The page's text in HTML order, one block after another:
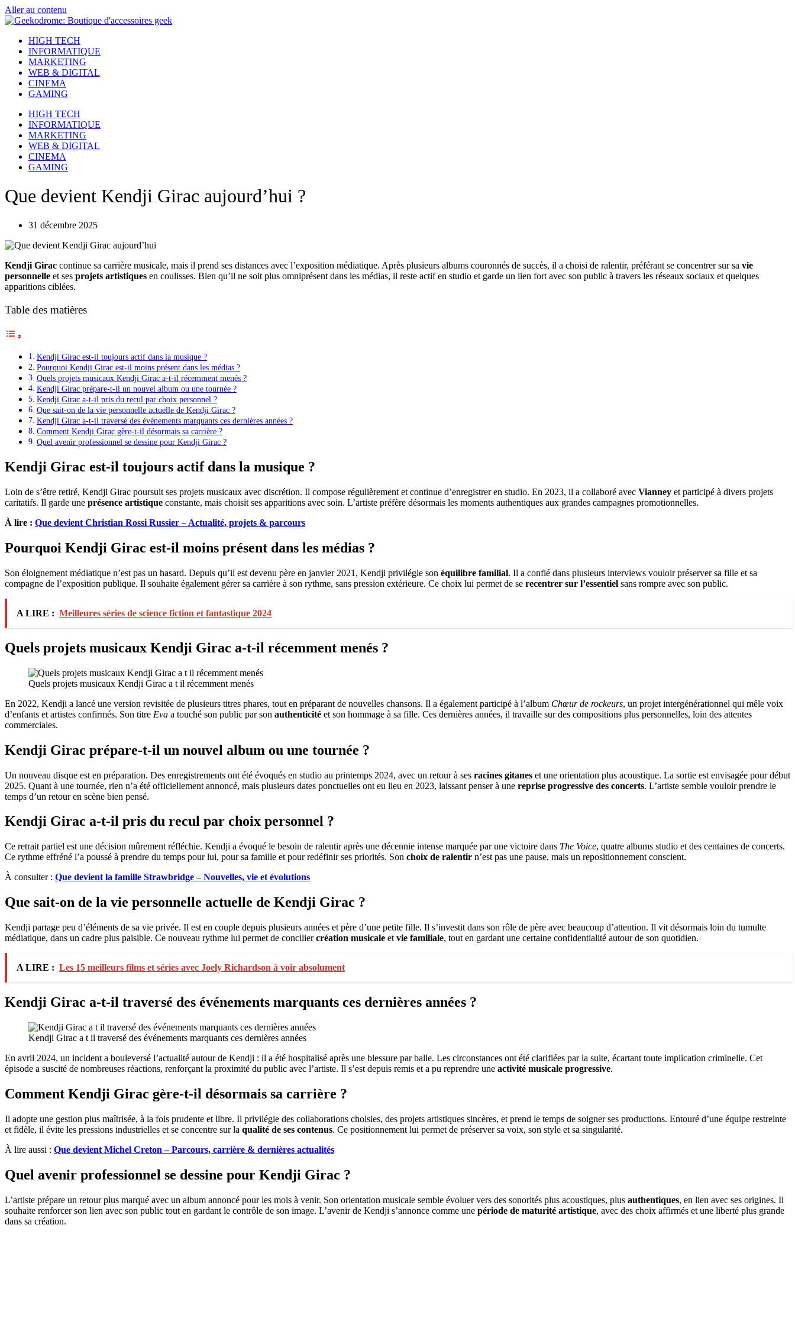
Aller au contenu
HIGH TECH
INFORMATIQUE
MARKETING
WEB & DIGITAL
CINEMA
GAMING
HIGH TECH
INFORMATIQUE
MARKETING
WEB & DIGITAL
CINEMA
GAMING
Que devient Kendji Girac aujourd’hui ?
31 décembre 2025
Kendji Girac continue sa carrière musicale, mais il prend ses distances avec l’exposition médiatique. Après plusieurs albums couronnés de succès, il a choisi de ralentir, préférant se concentrer sur sa vie
personnelle et ses projets artistiques en coulisses. Bien qu’il ne soit plus omniprésent dans les médias, il reste actif en studio et garde un lien fort avec son public à travers les réseaux sociaux et quelques
apparitions ciblées.
Table des matières
Kendji Girac est-il toujours actif dans la musique ?
Pourquoi Kendji Girac est-il moins présent dans les médias ?
Quels projets musicaux Kendji Girac a-t-il récemment menés ?
Kendji Girac prépare-t-il un nouvel album ou une tournée ?
Kendji Girac a-t-il pris du recul par choix personnel ?
Que sait-on de la vie personnelle actuelle de Kendji Girac ?
Kendji Girac a-t-il traversé des événements marquants ces dernières années ?
Comment Kendji Girac gère-t-il désormais sa carrière ?
Quel avenir professionnel se dessine pour Kendji Girac ?
Kendji Girac est-il toujours actif dans la musique ?
Loin de s’être retiré, Kendji Girac poursuit ses projets musicaux avec discrétion. Il compose régulièrement et continue d’enregistrer en studio. En 2023, il a collaboré avec Vianney et participé à divers projets
caritatifs. Il garde une présence artistique constante, mais choisit ses apparitions avec soin. L’artiste préfère désormais les moments authentiques aux grandes campagnes promotionnelles.
À lire : Que devient Christian Rossi Russier – Actualité, projets & parcours
Pourquoi Kendji Girac est-il moins présent dans les médias ?
Son éloignement médiatique n’est pas un hasard. Depuis qu’il est devenu père en janvier 2021, Kendji privilégie son équilibre familial. Il a confié dans plusieurs interviews vouloir préserver sa fille et sa
compagne de l’exposition publique. Il souhaite également gérer sa carrière à son rythme, sans pression extérieure. Ce choix lui permet de se recentrer sur l’essentiel sans rompre avec son public.
A LIRE : Meilleures séries de science fiction et fantastique 2024
Quels projets musicaux Kendji Girac a-t-il récemment menés ?
Quels projets musicaux Kendji Girac a t il récemment menés
En 2022, Kendji a lancé une version revisitée de plusieurs titres phares, tout en préparant de nouvelles chansons. Il a également participé à l’album Chœur de rockeurs, un projet intergénérationnel qui mêle voix
d’enfants et artistes confirmés. Son titre Eva a touché son public par son authenticité et son hommage à sa fille. Ces dernières années, il travaille sur des compositions plus personnelles, loin des attentes
commerciales.
Kendji Girac prépare-t-il un nouvel album ou une tournée ?
Un nouveau disque est en préparation. Des enregistrements ont été évoqués en studio au printemps 2024, avec un retour à ses racines gitanes et une orientation plus acoustique. La sortie est envisagée pour début
2025. Quant à une tournée, rien n’a été officiellement annoncé, mais plusieurs dates ponctuelles ont eu lieu en 2023, laissant penser à une reprise progressive des concerts. L’artiste semble vouloir prendre le
temps d’un retour en scène bien pensé.
Kendji Girac a-t-il pris du recul par choix personnel ?
Ce retrait partiel est une décision mûrement réfléchie. Kendji a évoqué le besoin de ralentir après une décennie intense marquée par une victoire dans The Voice, quatre albums studio et des centaines de concerts.
Ce rythme effréné l’a poussé à prendre du temps pour lui, pour sa famille et pour redéfinir ses priorités. Son choix de ralentir n’est pas une pause, mais un repositionnement conscient.
À consulter : Que devient la famille Strawbridge – Nouvelles, vie et évolutions
Que sait-on de la vie personnelle actuelle de Kendji Girac ?
Kendji partage peu d’éléments de sa vie privée. Il est en couple depuis plusieurs années et père d’une petite fille. Il s’investit dans son rôle de père avec beaucoup d’attention. Il vit désormais loin du tumulte
médiatique, dans un cadre plus paisible. Ce nouveau rythme lui permet de conciliercréation musicale et vie familiale, tout en gardant une certaine confidentialité autour de son quotidien.
A LIRE : Les 15 meilleurs films et séries avec Joely Richardson à voir absolument
Kendji Girac a-t-il traversé des événements marquants ces dernières années ?
Kendji Girac a t il traversé des événements marquants ces dernières années
En avril 2024, un incident a bouleversé l’actualité autour de Kendji : il a été hospitalisé après une blessure par balle. Les circonstances ont été clarifiées par la suite, écartant toute implication criminelle. Cet
épisode a suscité de nombreuses réactions, renforçant la proximité du public avec l’artiste. Il s’est depuis remis et a pu reprendre une activité musicale progressive.
Comment Kendji Girac gère-t-il désormais sa carrière ?
Il adopte une gestion plus maîtrisée, à la fois prudente et libre. Il privilégie des collaborations choisies, des projets artistiques sincères, et prend le temps de soigner ses productions. Entouré d’une équipe restreinte
et fidèle, il évite les pressions industrielles et se concentre sur la qualité de ses contenus. Ce positionnement lui permet de préserver sa voix, son style et sa singularité.
À lire aussi : Que devient Michel Creton – Parcours, carrière & dernières actualités
Quel avenir professionnel se dessine pour Kendji Girac ?
L’artiste prépare un retour plus marqué avec un album annoncé pour les mois à venir. Son orientation musicale semble évoluer vers des sonorités plus acoustiques, plus authentiques, en lien avec ses origines. Il
souhaite renforcer son lien avec son public tout en gardant le contrôle de son image. L’avenir de Kendji s’annonce comme une période de maturité artistique, avec des choix affirmés et une liberté plus grande
dans sa création.